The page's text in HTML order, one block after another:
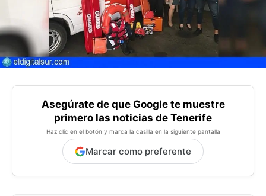
Asegúrate de que Google te muestre
primero las noticias de Tenerife
Haz clic en el botón y marca la casilla en la siguiente pantalla
Marcar como preferente